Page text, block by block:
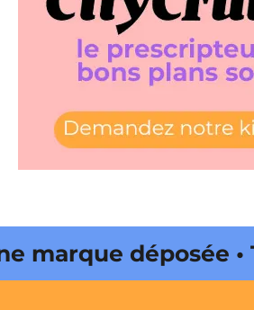
déposée •